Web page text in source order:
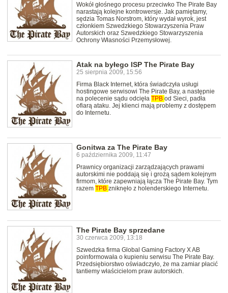
Wokół głośnego procesu przeciwko The Pirate Bay
narastają kolejne kontrowersje. Jak pamiętamy,
sędzia Tomas Norstrom, który wydał wyrok, jest
członkiem Szwedzkiego Stowarzyszenia Praw
Autorskich oraz Szwedzkiego Stowarzyszenia
Ochrony Własności Przemysłowej.
Atak na byłego ISP The Pirate Bay
25 sierpnia 2009, 15:56
Firma Black Internet, która świadczyła usługi
hostingowe serwisowi The Pirate Bay, a następnie
na polecenie sądu odcięła TPB od Sieci, padła
ofiarą ataku. Jej klienci mają problemy z dostępem
do Internetu.
Gonitwa za The Pirate Bay
6 października 2009, 11:47
Prawnicy organizacji zarządzających prawami
autorskimi nie poddają się i grożą sądem kolejnym
firmom, które zapewniają łącza The Pirate Bay. Tym
razem TPB zniknęło z holenderskiego Internetu.
The Pirate Bay sprzedane
30 czerwca 2009, 13:18
Szwedzka firma Global Gaming Factory X AB
poinformowała o kupieniu serwisu The Pirate Bay.
Przedsiębiorstwo oświadczyło, że ma zamiar płacić
tantiemy właścicielom praw autorskich.